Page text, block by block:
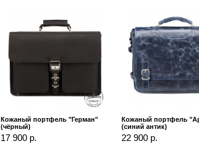
Кожаный портфель "Герман"
(чёрный)
17 900 р.
Кожаный портфель
(синий антик)
22 900 р.